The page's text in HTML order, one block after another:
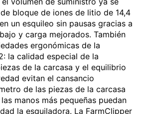
bloque de iones de litio de 14,4
un esquileo sin pausas gracias a
y carga mejorados. También
ergonómicas de la
la calidad especial de la
de la carcasa y el equilibrio
evitan el cansancio
de las piezas de la carcasa
manos más pequeñas puedan
la esquiladora. La FarmClipper